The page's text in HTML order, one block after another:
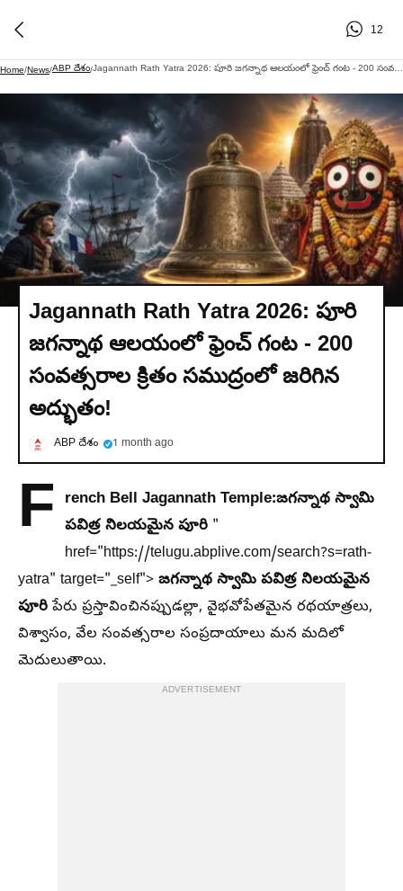
12
Home/News/ABP దేశం/
Jagannath Rath Yatra 2026: పూరి
జగన్నాథ ఆలయంలో ఫ్రెంచ్ గంట - 200
సంవత్సరాల క్రితం సముద్రంలో జరిగిన
అద్భుతం!
ABP దేశం 1 month ago
F rench Bell Jagannath Temple:జగన్నాథ స్వామి
పవిత్ర నిలయమైన పూరి "
href="https://telugu.abplive.com/search?s=rath-
yatra" target="_self"> జగన్నాథ స్వామి పవిత్ర నిలయమైన
పూరి పేరు ప్రస్తావించినప్పుడల్లా, వైభవోపేతమైన రథయాత్రలు,
విశ్వాసం, వేల సంవత్సరాల సంప్రదాయాలు మన మదిలో
మెదులుతాయి.
ADVERTISEMENT